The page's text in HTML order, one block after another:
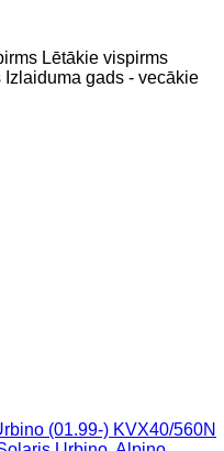
Lētākie vispirms
Izlaiduma gads - vecākie
(01.99-) KVX40/560N